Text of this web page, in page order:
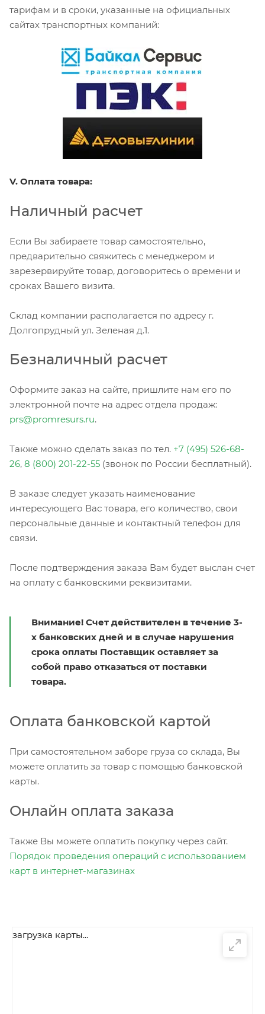
тарифам и в сроки, указанные на официальных
сайтах транспортных компаний:
V. Оплата товара:
Наличный расчет
Если Вы забираете товар самостоятельно,
предварительно свяжитесь с менеджером и
зарезервируйте товар, договоритесь о времени и
сроках Вашего визита.
Склад компании располагается по адресу г.
Долгопрудный ул. Зеленая д.1.
Безналичный расчет
Оформите заказ на сайте, пришлите нам его по
электронной почте на адрес отдела продаж:
prs@promresurs.ru.
Также можно сделать заказ по тел. +7 (495) 526-68-
26, 8 (800) 201-22-55 (звонок по России бесплатный).
В заказе следует указать наименование
интересующего Вас товара, его количество, свои
персональные данные и контактный телефон для
связи.
После подтверждения заказа Вам будет выслан счет
на оплату с банковскими реквизитами.
Внимание! Счет действителен в течение 3-
х банковских дней и в случае нарушения
срока оплаты Поставщик оставляет за
собой право отказаться от поставки
товара.
Оплата банковской картой
При самостоятельном заборе груза со склада, Вы
можете оплатить за товар с помощью банковской
карты.
Онлайн оплата заказа
Также Вы можете оплатить покупку через сайт.
Порядок проведения операций с использованием
карт в интернет-магазинах
загрузка карты...